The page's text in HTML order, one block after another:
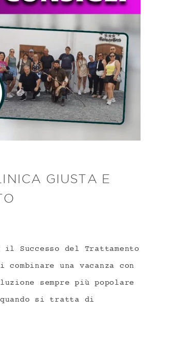
GIUSTA E
Successo del Trattamento
una vacanza con
sempre più popolare
si tratta di